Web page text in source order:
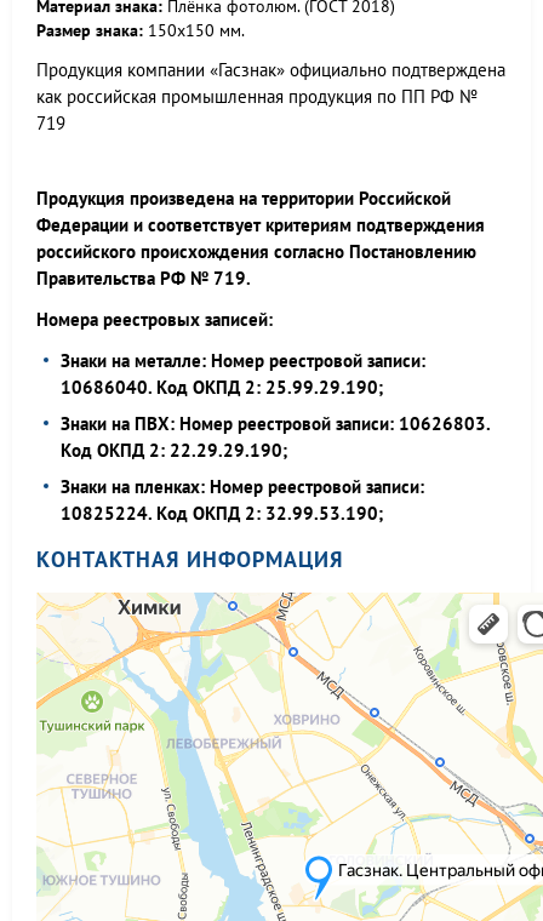
Материал знака: Плёнка фотолюм. (ГОСТ 2018)
Размер знака: 150х150 мм.
Продукция компании «Гасзнак» официально подтверждена
как российская промышленная продукция по ПП РФ №
719
Продукция произведена на территории Российской
Федерации и соответствует критериям подтверждения
российского происхождения согласно Постановлению
Правительства РФ № 719.
Номера реестровых записей:
Знаки на металле: Номер реестровой записи:
10686040. Код ОКПД 2: 25.99.29.190;
Знаки на ПВХ: Номер реестровой записи: 10626803.
Код ОКПД 2: 22.29.29.190;
Знаки на пленках: Номер реестровой записи:
10825224. Код ОКПД 2: 32.99.53.190;
КОНТАКТНАЯ ИНФОРМАЦИЯ